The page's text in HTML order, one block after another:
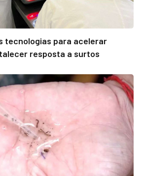
tecnologias para acelerar
resposta a surtos